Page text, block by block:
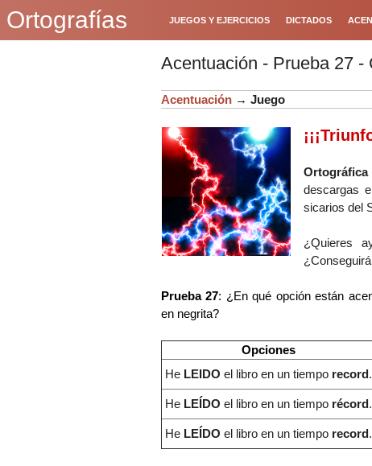
Ortografías JUEGOS Y EJERCICIOS DICTADOS
Acentuación - Prueba 27 -
Acentuación → Juego
Ortográfica
descargas
sicarios del
¿Quieres
Prueba 27: ¿En qué opción están
en negrita?
Opciones
He LEIDO el libro en un tiempo record.
He LEÍDO el libro en un tiempo récord.
He LEÍDO el libro en un tiempo record.